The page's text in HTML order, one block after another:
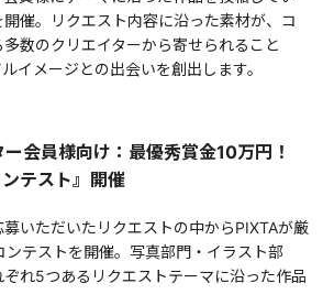
催。リクエスト内容に沿った素材が、コ
数のクリエイターから寄せられること
イメージとの出会いを創出します。
ー会員様向け：最優秀賞金10万円！
テスト』開催
いただいたリクエストの中からPIXTAが厳
ンテストを開催。写真部門・イラスト部
れ5つあるリクエストテーマに沿った作品